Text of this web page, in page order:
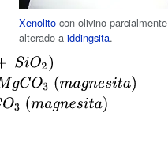
Xenolito con olivino parcialmente
alterado aiddingsita.